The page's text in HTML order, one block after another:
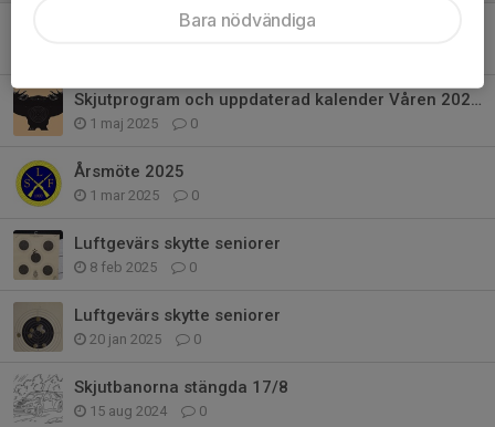
Skjutprogram och uppdaterad kalender Våren 2025 Jaktbanorna
1 maj 2025 0
Årsmöte 2025
1 mar 2025 0
Luftgevärs skytte seniorer
8 feb 2025 0
Luftgevärs skytte seniorer
20 jan 2025 0
Skjutbanorna stängda 17/8
15 aug 2024 0
Bara nödvändiga